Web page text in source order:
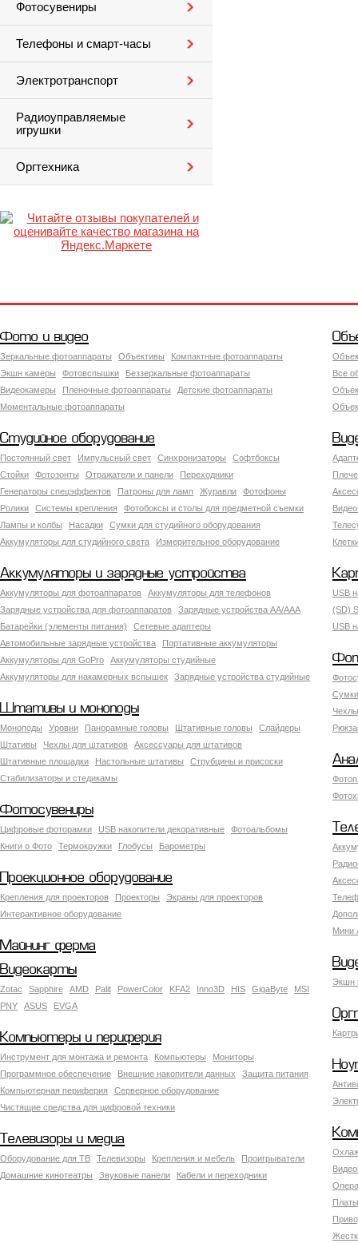
Фотосувениры
Телефоны и смарт-часы
Электротранспорт
Радиоуправляемые
игрушки
Оргтехника
Фото и видео
Зеркальные фотоаппараты Объективы
Компактные фотоаппараты
Экшн камеры
Фотовспышки
Беззеркальные фотоаппараты
Видеокамеры
Пленочные фотоаппараты
Детские фотоаппараты
Моментальные фотоаппараты
Все
Студийное оборудование
Постоянный свет Импульсный свет Синхронизаторы
Софтбоксы
Стойки
Фотозонты Отражатели и панели
Переходники
Генераторы спецэффектов
Патроны для ламп Журавли
Фотофоны
Ролики
Системы крепления
Фотобоксы и столы для предметной съемки
Лампы и колбы
Насадки
Сумки для студийного оборудования
Аккумуляторы для студийного света
Измерительное оборудование
Аккумуляторы и зарядные устройства
Аккумуляторы для фотоаппаратов
Аккумуляторы для телефонов
Зарядные устройства для фотоаппаратов
Зарядные устройства AA/AAA
Батарейки (элементы питания)
Сетевые адаптеры
Автомобильные зарядные устройства
Портативные аккумуляторы
Аккумуляторы для GoPro
Аккумуляторы студийные
Аккумуляторы для накамерных вспышек
Зарядные устройства студийные
USB
(SD)
USB
Штативы и моноподы
Моноподы Уровни Панорамные головы Штативные головы
Слайдеры
Штативы
Чехлы для штативов
Аксессуары для штативов
Штативные площадки
Настольные штативы
Струбцины и присоски
Стабилизаторы и стедикамы
Фотосувениры
Цифровые фоторамки USB накопители декоративные
Фотоальбомы
Книги о Фото
Термокружки Глобусы Барометры
Мини
Проекционное оборудование
Крепления для проекторов Проекторы
Экраны для проекторов
Интерактивное оборудование
Майнинг ферма
Экшн
Видеокарты
Zotac Sapphire AMD Palit PowerColor KFA2 Inno3D HIS GigaByte
MSI
PNY
ASUS EVGA
Компьютеры и периферия
Инструмент для монтажа и ремонта Компьютеры
Мониторы
Программное обеспечение
Внешние накопители данных
Защита питания
Компьютерная периферия
Серверное оборудование
Чистящие средства для цифровой техники
Телевизоры и медиа
Оборудование для ТВ Телевизоры Крепления и мебель
Проигрыватели
Домашние кинотеатры
Звуковые панели Кабели и переходники